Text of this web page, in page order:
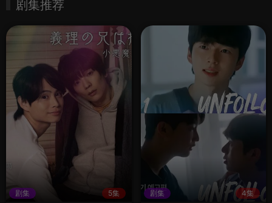
剧集推荐
剧集 5集 剧集 4集